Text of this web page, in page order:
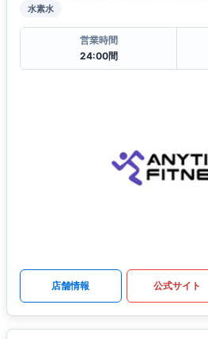
水素水
営業時間
24:00間
店舗情報 公式サイト